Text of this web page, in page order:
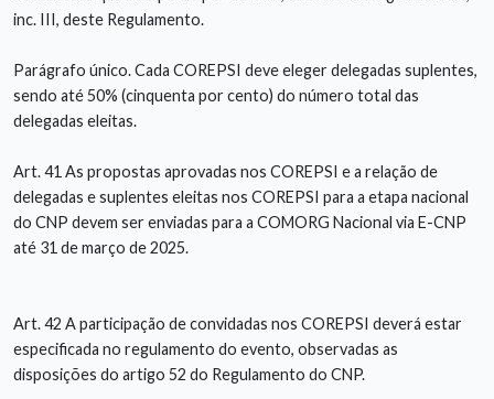
inc. III, deste Regulamento.
Parágrafo único. Cada COREPSI deve eleger delegadas suplentes,
sendo até 50% (cinquenta por cento) do número total das
delegadas eleitas.
Art. 41 As propostas aprovadas nos COREPSI e a relação de
delegadas e suplentes eleitas nos COREPSI para a etapa nacional
do CNP devem ser enviadas para a COMORG Nacional via E-CNP
até 31 de março de 2025.
Art. 42 A participação de convidadas nos COREPSI deverá estar
especificada no regulamento do evento, observadas as
disposições do artigo 52 do Regulamento do CNP.